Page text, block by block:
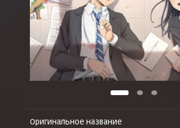
Оригинальное название